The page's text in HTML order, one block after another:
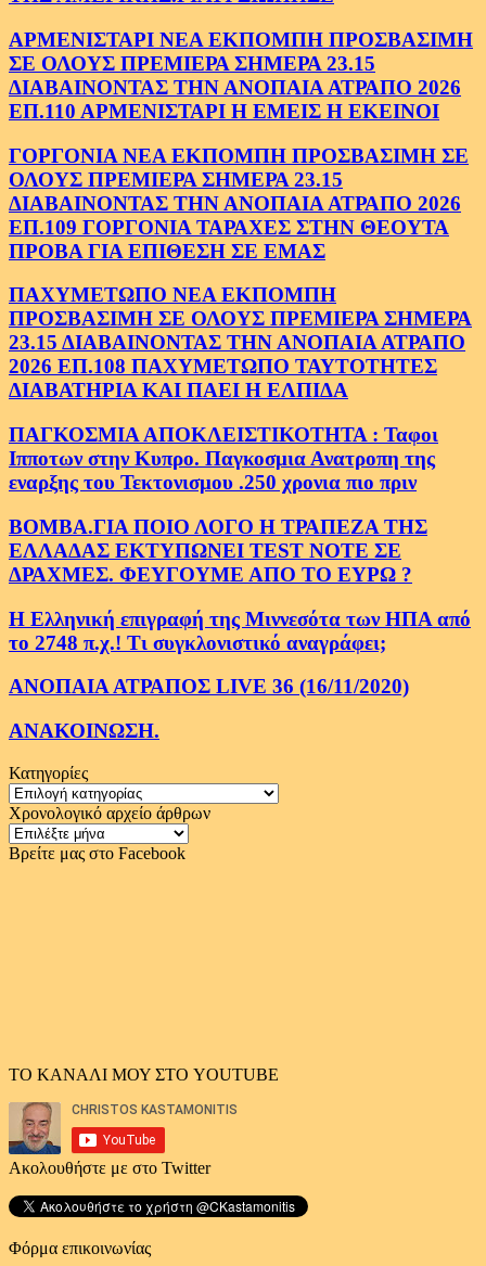
ΑΡΜΕΝΙΣΤΑΡΙ ΝΕΑ ΕΚΠΟΜΠΗ ΠΡΟΣΒΑΣΙΜΗ
ΣΕ ΟΛΟΥΣ ΠΡΕΜΙΕΡΑ ΣΗΜΕΡΑ 23.15
ΔΙΑΒΑΙΝΟΝΤΑΣ ΤΗΝ ΑΝΟΠΑΙΑ ΑΤΡΑΠΟ 2026
ΕΠ.110 ΑΡΜΕΝΙΣΤΑΡΙ Η ΕΜΕΙΣ Η ΕΚΕΙΝΟΙ
ΓΟΡΓΟΝΙΑ ΝΕΑ ΕΚΠΟΜΠΗ ΠΡΟΣΒΑΣΙΜΗ ΣΕ
ΟΛΟΥΣ ΠΡΕΜΙΕΡΑ ΣΗΜΕΡΑ 23.15
ΔΙΑΒΑΙΝΟΝΤΑΣ ΤΗΝ ΑΝΟΠΑΙΑ ΑΤΡΑΠΟ 2026
ΕΠ.109 ΓΟΡΓΟΝΙΑ ΤΑΡΑΧΕΣ ΣΤΗΝ ΘΕΟΥΤΑ
ΠΡΟΒΑ ΓΙΑ ΕΠΙΘΕΣΗ ΣΕ ΕΜΑΣ
ΠΑΧΥΜΕΤΩΠΟ ΝΕΑ ΕΚΠΟΜΠΗ
ΠΡΟΣΒΑΣΙΜΗ ΣΕ ΟΛΟΥΣ ΠΡΕΜΙΕΡΑ ΣΗΜΕΡΑ
23.15 ΔΙΑΒΑΙΝΟΝΤΑΣ ΤΗΝ ΑΝΟΠΑΙΑ ΑΤΡΑΠΟ
2026 ΕΠ.108 ΠΑΧΥΜΕΤΩΠΟ ΤΑΥΤΟΤΗΤΕΣ
ΔΙΑΒΑΤΗΡΙΑ ΚΑΙ ΠΑΕΙ Η ΕΛΠΙΔΑ
ΠΑΓΚΟΣΜΙΑ ΑΠΟΚΛΕΙΣΤΙΚΟΤΗΤΑ : Ταφοι
Ιπποτων στην Κυπρο. Παγκοσμια Ανατροπη της
εναρξης του Τεκτονισμου .250 χρονια πιο πριν
ΒΟΜΒΑ.ΓΙΑ ΠΟΙΟ ΛΟΓΟ Η ΤΡΑΠΕΖΑ ΤΗΣ
ΕΛΛΑΔΑΣ ΕΚΤΥΠΩΝΕΙ TEST NOTE ΣΕ
ΔΡΑΧΜΕΣ. ΦΕΥΓΟΥΜΕ ΑΠΟ ΤΟ ΕΥΡΩ ?
Η Ελληνική επιγραφή της Μιννεσότα των ΗΠΑ από
το 2748 π.χ.! Τι συγκλονιστικό αναγράφει;
ΑΝΟΠΑΙΑ ΑΤΡΑΠΟΣ LIVE 36 (16/11/2020)
ΑΝΑΚΟΙΝΩΣΗ.
Κατηγορίες
Κατηγορίες
Χρονολογικό αρχείο άρθρων
Χρονολογικό
αρχείο
Βρείτε μας στο Facebook
ΤΟ ΚΑΝΑΛΙ ΜΟΥ ΣΤΟ YOUTUBE
Ακολουθήστε με στο Twitter
Φόρμα επικοινωνίας